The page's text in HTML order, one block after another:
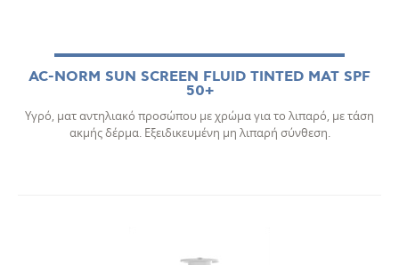
AC-NORM SUN SCREEN FLUID TINTED ΜΑΤ SPF
50+
Υγρό, ματ αντηλιακό προσώπου με χρώμα για το λιπαρό, με τάση
ακμής δέρμα. Εξειδικευμένη μη λιπαρή σύνθεση.